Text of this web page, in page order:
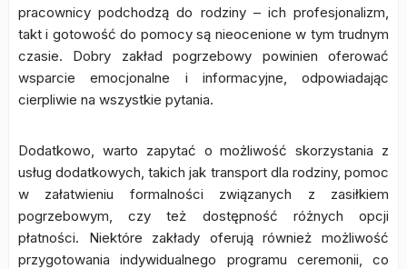
pracownicy podchodzą do rodziny – ich profesjonalizm,
takt i gotowość do pomocy są nieocenione w tym trudnym
czasie. Dobry zakład pogrzebowy powinien oferować
wsparcie emocjonalne i informacyjne, odpowiadając
cierpliwie na wszystkie pytania.
Dodatkowo, warto zapytać o możliwość skorzystania z
usług dodatkowych, takich jak transport dla rodziny, pomoc
w załatwieniu formalności związanych z zasiłkiem
pogrzebowym, czy też dostępność różnych opcji
płatności. Niektóre zakłady oferują również możliwość
przygotowania indywidualnego programu ceremonii, co